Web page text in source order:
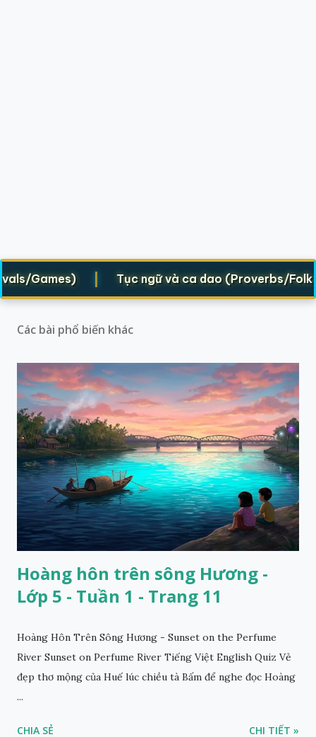
Games) | Tục ngữ và ca dao (Proverbs/Folk
Các bài phổ biến khác
Hoàng hôn trên sông Hương -
Lớp 5 - Tuần 1 - Trang 11
Hoàng Hôn Trên Sông Hương - Sunset on the Perfume
River Sunset on Perfume River Tiếng Việt English Quiz Vẻ
đẹp thơ mộng của Huế lúc chiều tà Bấm để nghe đọc Hoàng
...
CHIA SẺ CHI TIẾT »